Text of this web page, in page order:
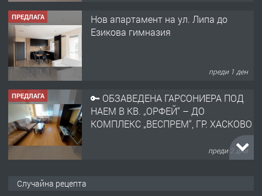
ПРЕДЛАГА
Нов апартамент на ул. Липа до
Езикова гимназия
преди 1 ден
ПРЕДЛАГА
🔑 ОБЗАВЕДЕНА ГАРСОНИЕРА ПОД
НАЕМ В КВ. „ОРФЕЙ“ – ДО
КОМПЛЕКС „ВЕСПРЕМ“, ГР. ХАСКОВО
преди 2 дни
Случайна рецепта